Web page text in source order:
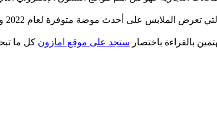
بالقراءة باختصار ستجد على موقع امازون كل ما